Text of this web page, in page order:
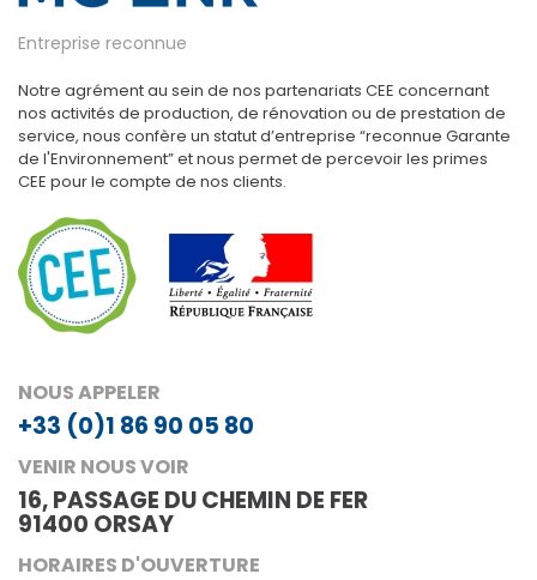
Entreprise reconnue
Notre agrément au sein de nos partenariats CEE concernant
nos activités de production, de rénovation ou de prestation de
service, nous confère un statut d’entreprise “reconnue Garante
de l'Environnement” et nous permet de percevoir les primes
CEE pour le compte de nos clients.
NOUS APPELER
+33 (0)1 86 90 05 80
VENIR NOUS VOIR
16, PASSAGE DU CHEMIN DE FER
91400 ORSAY
HORAIRES D'OUVERTURE